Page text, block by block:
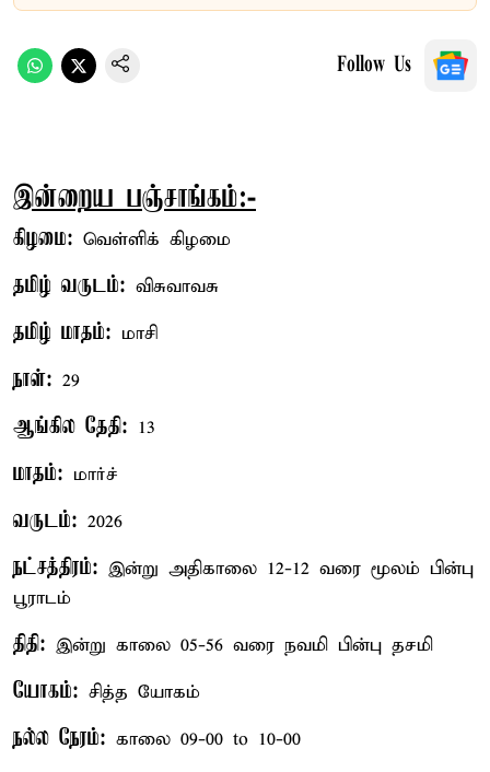
Follow Us
இன்றைய பஞ்சாங்கம்:-
கிழமை: வெள்ளிக் கிழமை
தமிழ் வருடம்: விசுவாவசு
தமிழ் மாதம்: மாசி
நாள்: 29
ஆங்கில தேதி: 13
மாதம்: மார்ச்
வருடம்: 2026
நட்சத்திரம்: இன்று அதிகாலை 12-12 வரை மூலம் பின்பு
பூராடம்
திதி: இன்று காலை 05-56 வரை நவமி பின்பு தசமி
யோகம்: சித்த யோகம்
நல்ல நேரம்: காலை 09-00 to 10-00